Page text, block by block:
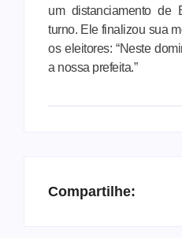
um distanciamento de
turno. Ele finalizou sua
os eleitores: “Neste
a nossa prefeita.”
Compartilhe: